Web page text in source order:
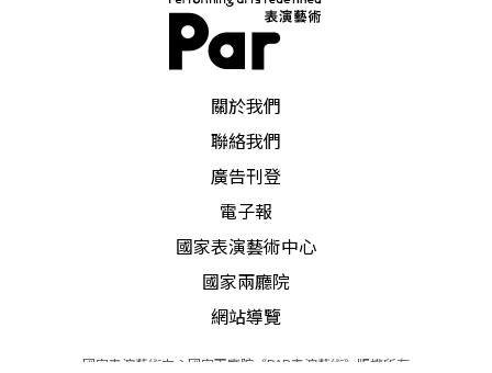
關於我們
聯絡我們
廣告刊登
電子報
國家表演藝術中心
國家兩廳院
網站導覽
國家表演藝術中心國家兩廳院《PAR表演藝術》版權所有